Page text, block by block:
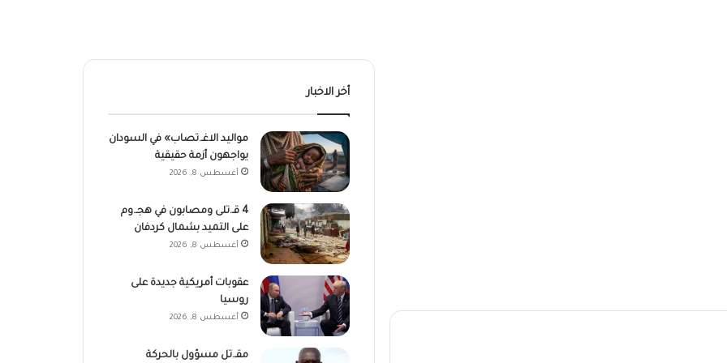
أخر الاخبار
مواليد الاغـ.تصاب» في السودان
يواجهون أزمة حقيقية
أغسطس 8, 2026
4 قـ.تلى ومصابون في هجـ.وم
على التميد بشمال كردفان
أغسطس 8, 2026
عقوبات أمريكية جديدة على
روسيا
أغسطس 8, 2026
مقـ.تل مسؤول بالحركة